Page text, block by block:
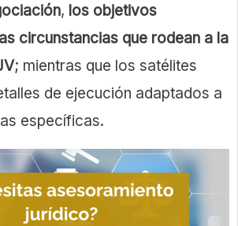
, los objetivos
circunstancias que rodean a la
; mientras que los satélites
de ejecución adaptados a
específicas.